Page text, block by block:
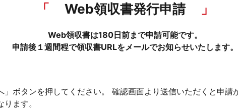
Web領収書発行申請
Web領収書は180日前まで申請可能です。
申請後１週間程で領収書URLをメールでお知らせいたします。
ボタンを押してください。 確認画面より送信いただくと申請
ます。